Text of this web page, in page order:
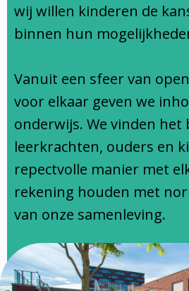
Ondersteuningsprofiel
wij willen kinderen de
binnen hun
Vanuit een sfeer van
voor elkaar geven we
onderwijs. We vinden het
leerkrachten, ouders en
repectvolle manier met
rekening houden met
van onze samenleving.